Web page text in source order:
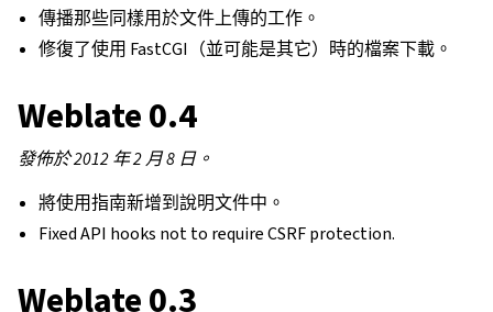
傳播那些同樣用於文件上傳的工作。
修復了使用 FastCGI（並可能是其它）時的檔案下載。
Weblate 0.4
發佈於 2012 年 2 月 8 日。
將使用指南新增到說明文件中。
Fixed API hooks not to require CSRF protection.
Weblate 0.3